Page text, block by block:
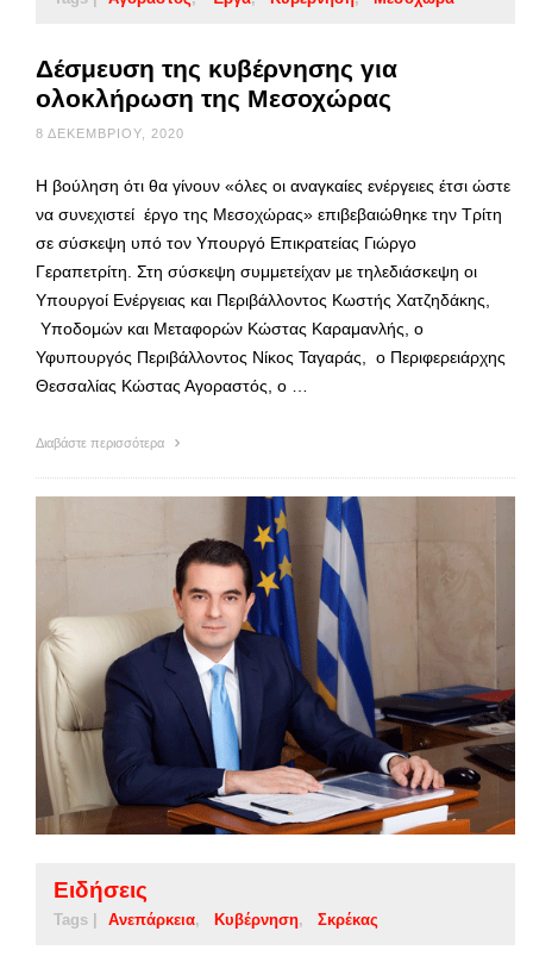
Δέσμευση της κυβέρνησης για
ολοκλήρωση της Μεσοχώρας
8 ΔΕΚΕΜΒΡΊΟΥ, 2020
Η βούληση ότι θα γίνουν «όλες οι αναγκαίες ενέργειες έτσι ώστε
να συνεχιστεί έργο της Μεσοχώρας» επιβεβαιώθηκε την Τρίτη
σε σύσκεψη υπό τον Υπουργό Επικρατείας Γιώργο
Γεραπετρίτη. Στη σύσκεψη συμμετείχαν με τηλεδιάσκεψη οι
Υπουργοί Ενέργειας και Περιβάλλοντος Κωστής Χατζηδάκης,
Υποδομών και Μεταφορών Κώστας Καραμανλής, ο
Υφυπουργός Περιβάλλοντος Νίκος Ταγαράς, ο Περιφερειάρχης
Θεσσαλίας Κώστας Αγοραστός, ο …
Διαβάστε περισσότερα
Ειδήσεις
Tags | Ανεπάρκεια Κυβέρνηση Σκρέκας